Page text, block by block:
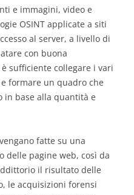
e immagini, video e
OSINT applicate a siti
al server, a livello di
con buona
sufficiente collegare i vari
formare un quadro che
in base alla quantità e
fatte su una
delle pagine web, così da
il risultato delle
le acquisizioni forensi